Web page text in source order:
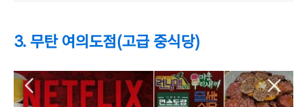
3. 무탄 여의도점(고급 중식당)